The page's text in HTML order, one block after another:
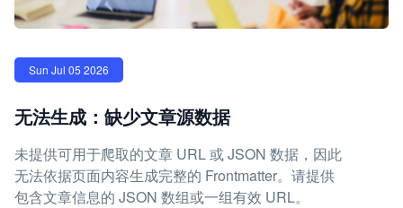
Sun Jul 05 2026
无法生成：缺少文章源数据
未提供可用于爬取的文章 URL 或 JSON 数据，因此
无法依据页面内容生成完整的 Frontmatter。请提供
包含文章信息的 JSON 数组或一组有效 URL。